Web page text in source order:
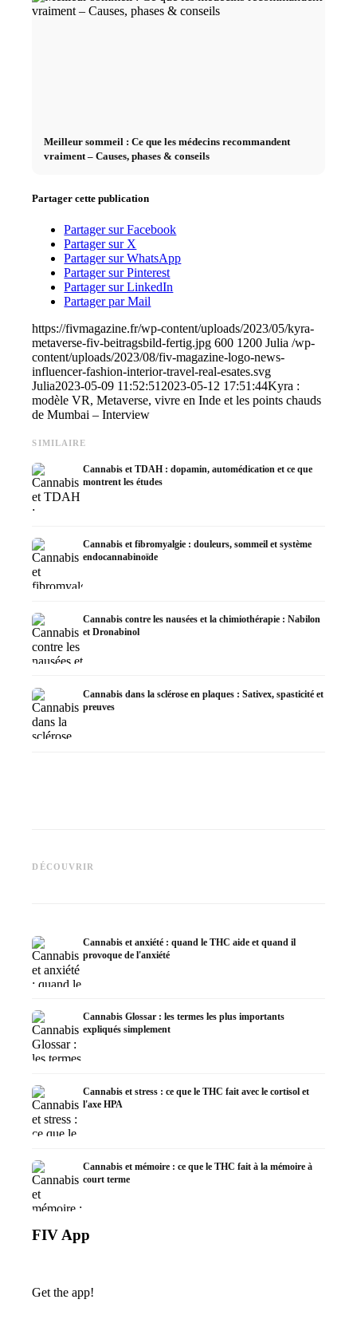
Meilleur sommeil : Ce que les médecins recommandent
vraiment – Causes, phases & conseils
Partager cette publication
Partager sur Facebook
Partager sur X
Partager sur WhatsApp
Partager sur Pinterest
Partager sur LinkedIn
Partager par Mail
https://fivmagazine.fr/wp-content/uploads/2023/05/kyra-
metaverse-fiv-beitragsbild-fertig.jpg 600 1200 Julia /wp-
content/uploads/2023/08/fiv-magazine-logo-news-
influencer-fashion-interior-travel-real-esates.svg
Julia2023-05-09 11:52:51 2023-05-12 17:51:44Kyra :
modèle VR, Metaverse, vivre en Inde et les points chauds
de Mumbai – Interview
SIMILAIRE
Cannabis et TDAH : dopamin, automédication et ce que
montrent les études
Cannabis et fibromyalgie : douleurs, sommeil et système
endocannabinoïde
Cannabis contre les nausées et la chimiothérapie : Nabilon
et Dronabinol
Cannabis dans la sclérose en plaques : Sativex, spasticité et
preuves
DÉCOUVRIR
Epidiolex et l'état actuel de la
recherche
Cannabis et anxiété : quand le THC aide et quand il
provoque de l'anxiété
Cannabis Glossar : les termes les plus importants
expliqués simplement
Cannabis et stress : ce que le THC fait avec le cortisol et
l'axe HPA
Cannabis et mémoire : ce que le THC fait à la mémoire à
court terme
FIV App
Get the app!